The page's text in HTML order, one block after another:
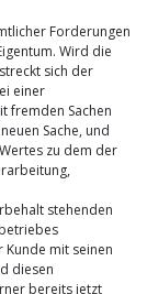
Forderungen
Wird die
sich der
einer
fremden Sachen
Sache, und
zu dem der
stehenden
mit seinen
diesen
bereits jetzt